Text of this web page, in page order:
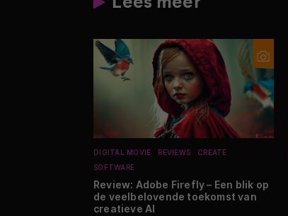
DIGITAL MOVIE REVIEWS
CREATE
SOFTWARE
Review: Adobe Firefly – Een blik op
de veelbelovende toekomst van
creatieve AI